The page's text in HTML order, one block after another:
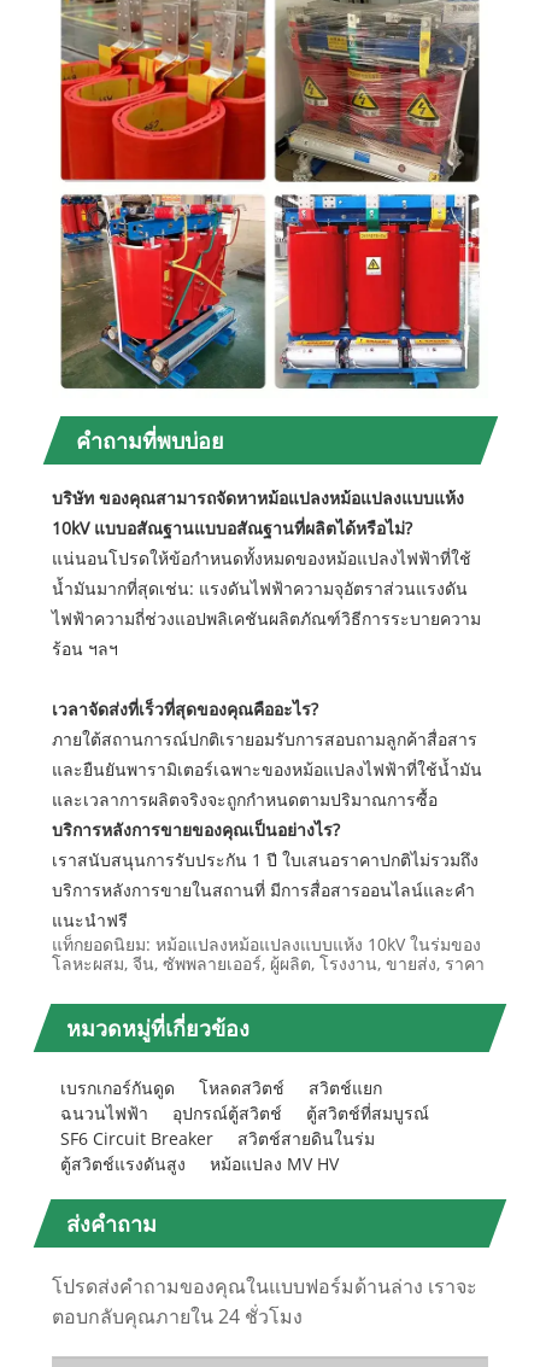
คำถามที่พบบ่อย
บริษัท ของคุณสามารถจัดหาหม้อแปลงหม้อแปลงแบบแห้ง
10kV แบบอสัณฐานแบบอสัณฐานที่ผลิตได้หรือไม่?
แน่นอนโปรดให้ข้อกำหนดทั้งหมดของหม้อแปลงไฟฟ้าที่ใช้
น้ำมันมากที่สุดเช่น: แรงดันไฟฟ้าความจุอัตราส่วนแรงดัน
ไฟฟ้าความถี่ช่วงแอปพลิเคชันผลิตภัณฑ์วิธีการระบายความ
ร้อน ฯลฯ
เวลาจัดส่งที่เร็วที่สุดของคุณคืออะไร?
ภายใต้สถานการณ์ปกติเรายอมรับการสอบถามลูกค้าสื่อสาร
และยืนยันพารามิเตอร์เฉพาะของหม้อแปลงไฟฟ้าที่ใช้น้ำมัน
และเวลาการผลิตจริงจะถูกกำหนดตามปริมาณการซื้อ
บริการหลังการขายของคุณเป็นอย่างไร?
เราสนับสนุนการรับประกัน 1 ปี ใบเสนอราคาปกติไม่รวมถึง
บริการหลังการขายในสถานที่ มีการสื่อสารออนไลน์และคำ
แนะนำฟรี
แท็กยอดนิยม: หม้อแปลงหม้อแปลงแบบแห้ง 10kV ในร่มของ
โลหะผสม, จีน, ซัพพลายเออร์, ผู้ผลิต, โรงงาน, ขายส่ง, ราคา
หมวดหมู่ที่เกี่ยวข้อง
เบรกเกอร์กันดูด โหลดสวิตช์
สวิตช์แยก
ฉนวนไฟฟ้า
อุปกรณ์ตู้สวิตช์
ตู้สวิตช์ที่สมบูรณ์
SF6 Circuit Breaker
สวิตช์สายดินในร่ม
ตู้สวิตช์แรงดันสูง
หม้อแปลง MV HV
ส่งคำถาม
โปรดส่งคำถามของคุณในแบบฟอร์มด้านล่าง เราจะ
ตอบกลับคุณภายใน 24 ชั่วโมง